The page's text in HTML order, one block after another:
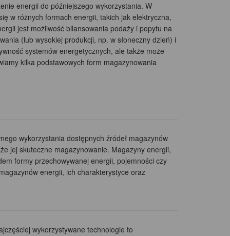
energii do późniejszego wykorzystania. W
w różnych formach energii, takich jak elektryczna,
jest możliwość bilansowania podaży i popytu na
(lub wysokiej produkcji, np. w słoneczny dzień) i
systemów energetycznych, ale także może
kilka podstawowych form magazynowania
wykorzystania dostępnych źródeł magazynów
jej skuteczne magazynowanie. Magazyny energii,
formy przechowywanej energii, pojemności czy
energii, ich charakterystyce oraz
wykorzystywane technologie to